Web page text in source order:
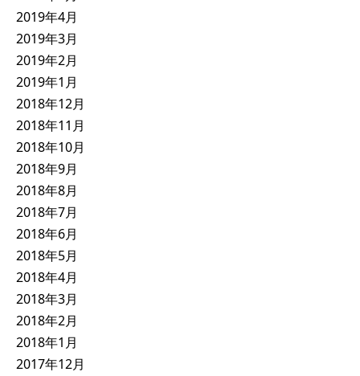
2019年4月
2019年3月
2019年2月
2019年1月
2018年12月
2018年11月
2018年10月
2018年9月
2018年8月
2018年7月
2018年6月
2018年5月
2018年4月
2018年3月
2018年2月
2018年1月
2017年12月